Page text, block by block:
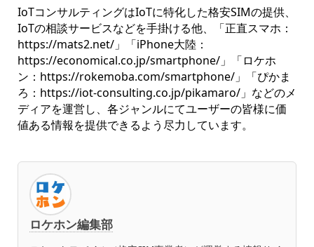
IoTコンサルティングはIoTに特化した格安SIMの提供、
IoTの相談サービスなどを手掛ける他、「正直スマホ：
https://mats2.net/」「iPhone大陸：
https://economical.co.jp/smartphone/」「ロケホ
ン：https://rokemoba.com/smartphone/」「ぴかま
ろ：https://iot-consulting.co.jp/pikamaro/」などのメ
ディアを運営し、各ジャンルにてユーザーの皆様に価
値ある情報を提供できるよう尽力しています。
ロケホン編集部